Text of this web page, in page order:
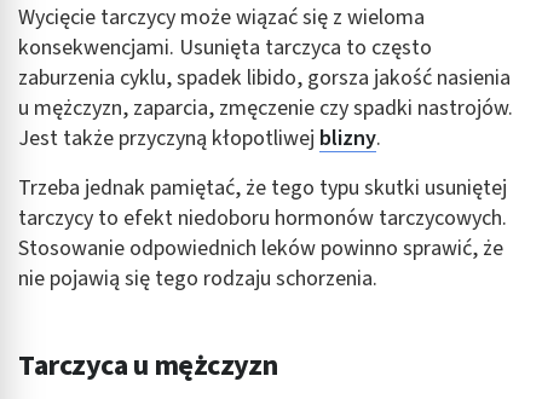
Wycięcie tarczycy może wiązać się z wieloma
konsekwencjami. Usunięta tarczyca to często
zaburzenia cyklu, spadek libido, gorsza jakość nasienia
u mężczyzn, zaparcia, zmęczenie czy spadki nastrojów.
Jest także przyczyną kłopotliwej blizny.
Trzeba jednak pamiętać, że tego typu skutki usuniętej
tarczycy to efekt niedoboru hormonów tarczycowych.
Stosowanie odpowiednich leków powinno sprawić, że
nie pojawią się tego rodzaju schorzenia.
Tarczyca u mężczyzn